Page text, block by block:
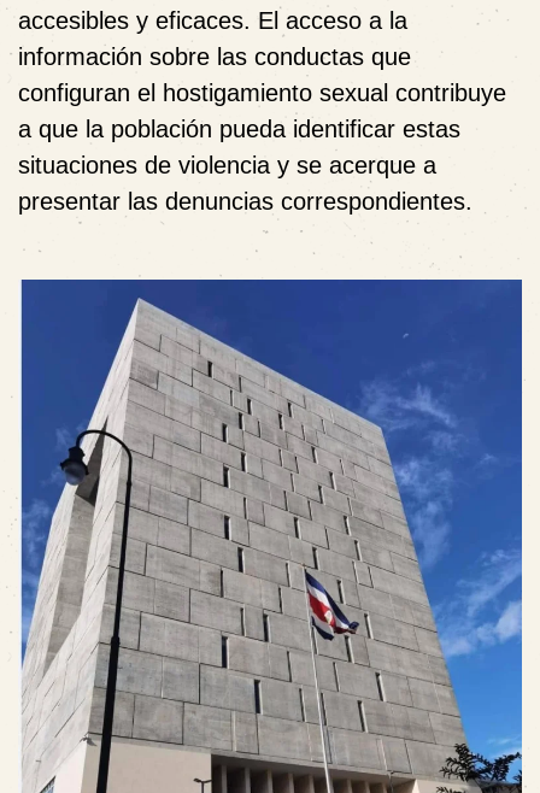
accesibles y eficaces. El acceso a la
información sobre las conductas que
configuran el hostigamiento sexual contribuye
a que la población pueda identificar estas
situaciones de violencia y se acerque a
presentar las denuncias correspondientes.